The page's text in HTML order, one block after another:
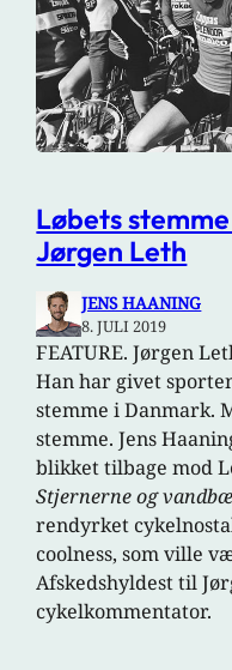
Løbets
Jørgen Leth
JENS HAANING
8. JULI 2019
FEATURE. Jørgen
Han har givet
stemme i Danmark.
stemme. Jens
blikket tilbage mod
Stjernerne og
rendyrket
coolness, som ville
Afskedshyldest til
cykelkommentator.